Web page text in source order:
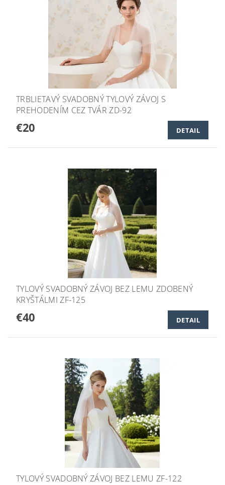
TRBLIETAVÝ SVADOBNÝ TYLOVÝ ZÁVOJ S
PREHODENÍM CEZ TVÁR ZD-92
€20 DETAIL
TYLOVÝ SVADOBNÝ ZÁVOJ BEZ LEMU ZDOBENÝ
KRYŠTÁLMI ZF-125
€40 DETAIL
TYLOVÝ SVADOBNÝ ZÁVOJ BEZ LEMU ZF-122